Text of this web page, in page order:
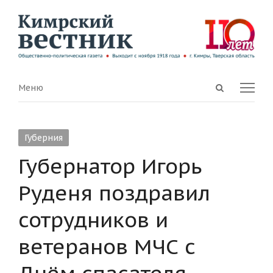
Open
Menu
Меню
Губерния
Губернатор Игорь
Руденя поздравил
сотрудников и
ветеранов МЧС с